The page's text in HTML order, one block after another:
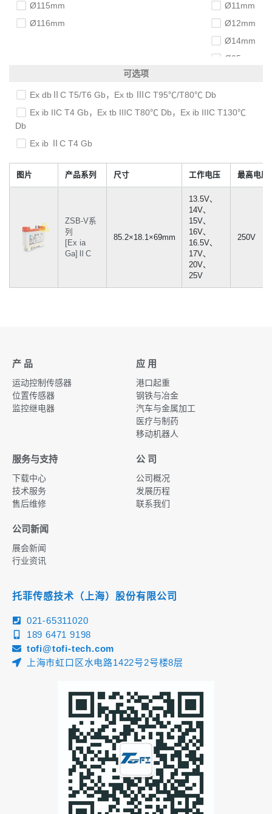
Ø115mm
Ø116mm
Ø11mm
Ø12mm
Ø14mm
Ø25mm
Ø38mm
Ø45mm
3/4"
可选项
Ex dbⅡC T5/T6 Gb，Ex tb ⅢC T95℃/T80℃ Db
Ex ib IIC T4 Gb，Ex tb IIIC T80℃ Db，Ex ib IIIC T130℃
Db
Ex ib ⅡC T4 Gb
图片 产品系列 尺寸 工作电压 最高电压
ZSB-V系
列
[Ex ia
Ga]ⅡC
85.2×18.1×69mm
13.5V、
14V、
15V、
16V、
16.5V、
17V、
20V、
25V
250V
产 品
运动控制传感器
位置传感器
监控继电器
应 用
港口起重
钢铁与冶金
汽车与金属加工
医疗与制药
移动机器人
服务与支持
下载中心
技术服务
售后维修
公 司
公司概况
发展历程
联系我们
公司新闻
展会新闻
行业资讯
托菲传感技术（上海）股份有限公司
021-65311020
189 6471 9198
tofi@tofi-tech.com
上海市虹口区水电路1422号2号楼8层